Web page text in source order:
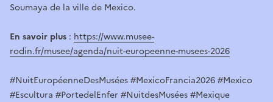
Soumaya de la ville de Mexico.
En savoir plus : https://www.musee-
rodin.fr/musee/agenda/nuit-europeenne-musees-2026
#NuitEuropéenneDesMusées #MexicoFrancia2026 #Mexico
#Escultura #PortedelEnfer #NuitdesMusées #Mexique